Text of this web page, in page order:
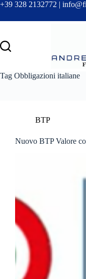
Salta
contenuto
+39 328 2132772 |
Tag Obbligazioni italiane
BTP
Nuovo BTP Valore